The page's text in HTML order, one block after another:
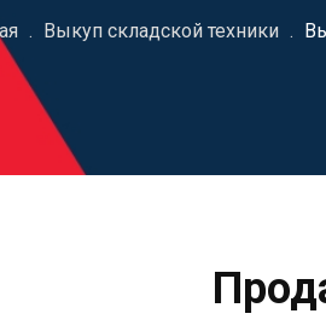
. Выкуп складской техники .